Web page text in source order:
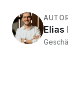
Elias